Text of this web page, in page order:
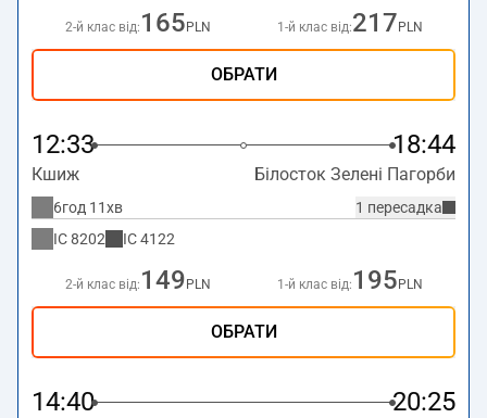
2-й клас від: 165 PLN 1-й клас від:217 PLN
ОБРАТИ
12:33 18:44
Кшиж Білосток Зелені Пагорби
1 пересадка
6год 11хв
IC8202 IC4122
2-й клас від: 149 PLN 1-й клас від: 195 PLN
ОБРАТИ
14:40 20:25